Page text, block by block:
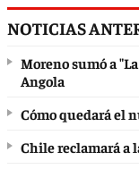
NOTICIAS
Moreno sumó a
Angola
Cómo quedará el
Chile reclamará a